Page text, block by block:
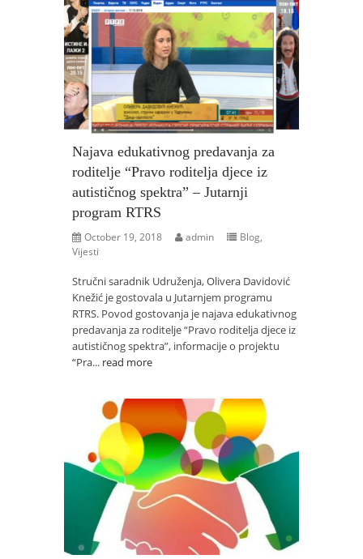
Najava edukativnog predavanja za
roditelje “Pravo roditelja djece iz
autističnog spektra” – Jutarnji
program RTRS
October 19, 2018 admin Blog,
Vijesti
Stručni saradnik Udruženja, Olivera Davidović
Knežić je gostovala u Jutarnjem programu
RTRS. Povod gostovanja je najava edukativnog
predavanja za roditelje “Pravo roditelja djece iz
autističnog spektra”, informacije o projektu
“Pra... read more